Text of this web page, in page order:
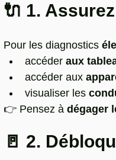
🔌 1.
Pour les diagnostics
accéder aux
accéder aux
visualiser les
👉 Pensez à dégager
🚪 2.